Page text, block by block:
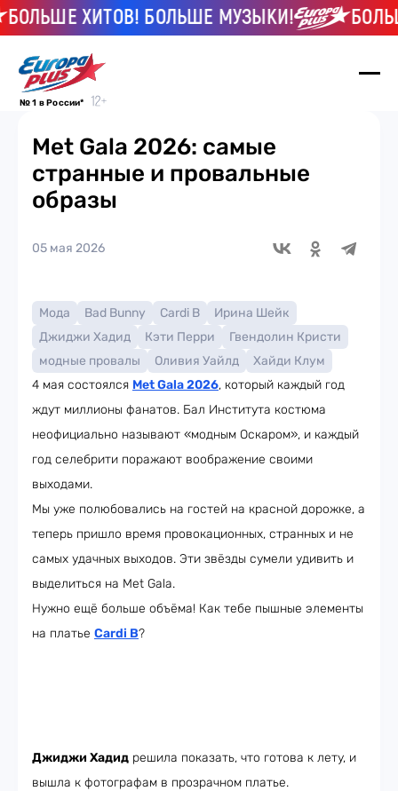
ХИТОВ! БОЛЬШЕ МУЗЫКИ! БОЛЬШЕ
№ 1 в России*
Met Gala 2026: самые
странные и провальные
образы
05 мая 2026
Мода Bad Bunny Cardi B
Ирина Шейк
Джиджи Хадид
Кэти Перри
Гвендолин Кристи
модные провалы
Оливия Уайлд
Хайди Клум
4 мая состоялся Met Gala 2026, который каждый год
ждут миллионы фанатов. Бал Института костюма
неофициально называют «модным Оскаром», и каждый
год селебрити поражают воображение своими
выходами.
Мы уже полюбовались на гостей на красной дорожке, а
теперь пришло время провокационных, странных и не
самых удачных выходов. Эти звёзды сумели удивить и
выделиться на Met Gala.
Нужно ещё больше объёма! Как тебе пышные элементы
на платье Cardi B?
Джиджи Хадид решила показать, что готова к лету, и
вышла к фотографам в прозрачном платье.